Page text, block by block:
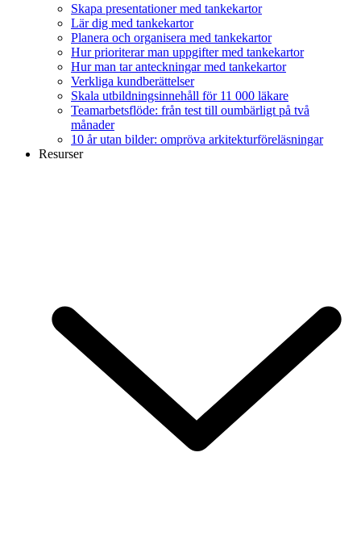
Skapa presentationer med tankekartor
Lär dig med tankekartor
Planera och organisera med tankekartor
Hur prioriterar man uppgifter med tankekartor
Hur man tar anteckningar med tankekartor
Verkliga kundberättelser
Skala utbildningsinnehåll för 11 000 läkare
Teamarbetsflöde: från test till oumbärligt på två
månader
10 år utan bilder: ompröva arkitekturföreläsningar
Resurser